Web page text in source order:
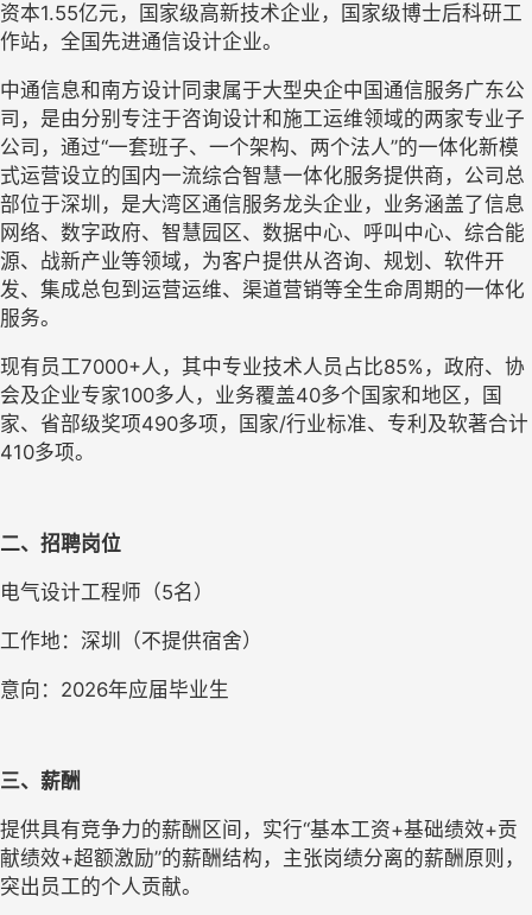
资本1.55亿元，国家级高新技术企业，国家级博士后科研工
作站，全国先进通信设计企业。
中通信息和南方设计同隶属于大型央企中国通信服务广东公
司，是由分别专注于咨询设计和施工运维领域的两家专业子
公司，通过“一套班子、一个架构、两个法人”的一体化新模
式运营设立的国内一流综合智慧一体化服务提供商，公司总
部位于深圳，是大湾区通信服务龙头企业，业务涵盖了信息
网络、数字政府、智慧园区、数据中心、呼叫中心、综合能
源、战新产业等领域，为客户提供从咨询、规划、软件开
发、集成总包到运营运维、渠道营销等全生命周期的一体化
服务。
现有员工7000+人，其中专业技术人员占比85%，政府、协
会及企业专家100多人，业务覆盖40多个国家和地区，国
家、省部级奖项490多项，国家/行业标准、专利及软著合计
410多项。
二、招聘岗位
电气设计工程师（5名）
工作地：深圳（不提供宿舍）
意向：2026年应届毕业生
三、薪酬
提供具有竞争力的薪酬区间，实行“基本工资+基础绩效+贡
献绩效+超额激励”的薪酬结构，主张岗绩分离的薪酬原则，
突出员工的个人贡献。